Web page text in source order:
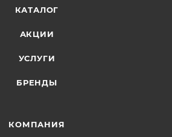
КАТАЛОГ
АКЦИИ
УСЛУГИ
БРЕНДЫ
КОМПАНИЯ